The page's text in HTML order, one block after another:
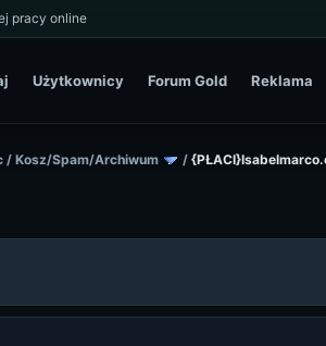
pracy online
Użytkownicy Forum Gold Reklama
/ Kosz/Spam/Archiwum /